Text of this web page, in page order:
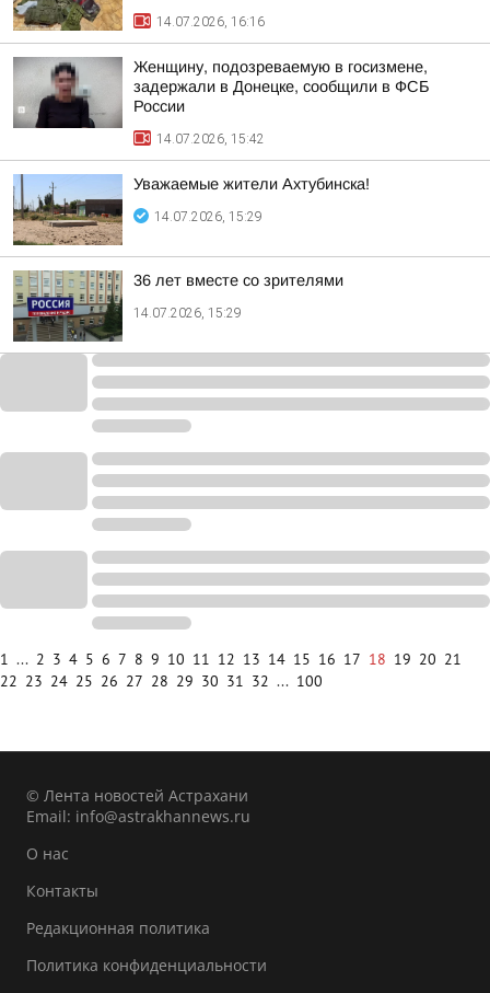
14.07.2026, 16:16
Женщину, подозреваемую в госизмене,
задержали в Донецке, сообщили в ФСБ
России
14.07.2026, 15:42
Уважаемые жители Ахтубинска!
14.07.2026, 15:29
36 лет вместе со зрителями
14.07.2026, 15:29
1 ... 2 3 4 5 6 7 8 9 10 11 12 13 14 15 16 17 18 19 20 21
22 23 24 25 26 27 28 29 30 31 32 ... 100
© Лента новостей Астрахани
Email: info@astrakhannews.ru
О нас
Контакты
Редакционная политика
Политика конфиденциальности